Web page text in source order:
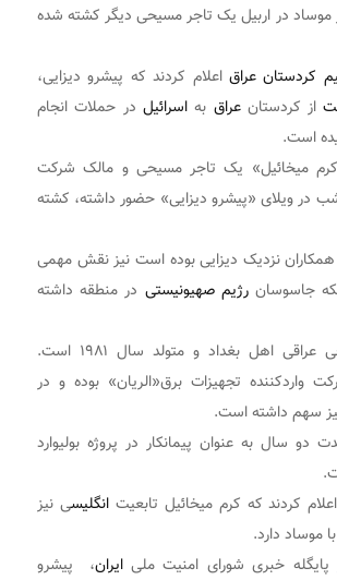
در اربیل یک تاجر مسیحی دیگر کشته شده
کردستان عراق اعلام کردند که پیشرو دیزایی،
از کردستانعراق بهاسرائیل در حملات انجام
است.
میخائیل» یک تاجر مسیحی و مالک شرکت
در ویلای «پیشرو دیزایی» حضور داشته، کشته
همکاران نزدیک دیزایی بوده است نیز نقش مهمی
جاسوسانرژیم صهیونیستی در منطقه داشته
وی شهروند مسیحی عراقی اهل بغداد و متولد سال ۱۹۸۱ است.
واردکننده تجهیزات برق«الریان» بوده و در
سهم داشته است.
سال به عنوان پیمانکار در پروژه بولیوارد
کردند که کرم میخائیل تابعیتانگلیسی نیز
موساد دارد.
پایگله خبری شورای امنیت ملیایران، پیشرو